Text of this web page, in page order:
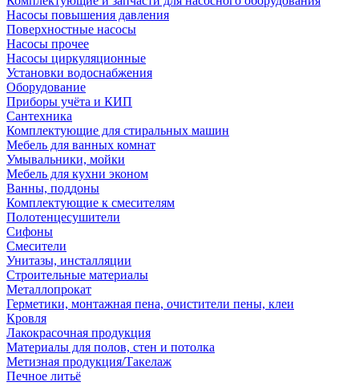
Насосы повышения давления
Поверхностные насосы
Насосы прочее
Насосы циркуляционные
Установки водоснабжения
Оборудование
Приборы учёта и КИП
Сантехника
Комплектующие для стиральных машин
Мебель для ванных комнат
Умывальники, мойки
Мебель для кухни эконом
Ванны, поддоны
Комплектующие к смесителям
Полотенцесушители
Сифоны
Смесители
Унитазы, инсталляции
Строительные материалы
Металлопрокат
Герметики, монтажная пена, очистители пены, клеи
Кровля
Лакокрасочная продукция
Материалы для полов, стен и потолка
Метизная продукция/Такелаж
Печное литьё